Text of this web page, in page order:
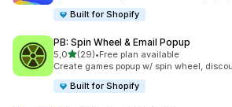
Built for Shopify
PB: Spin Wheel & Email Popup
5,05 yıldız üzerinden
(29)
toplam 29 değerlendirme
•Free plan available
Create games popup w/ spin wheel,
Built for Shopify